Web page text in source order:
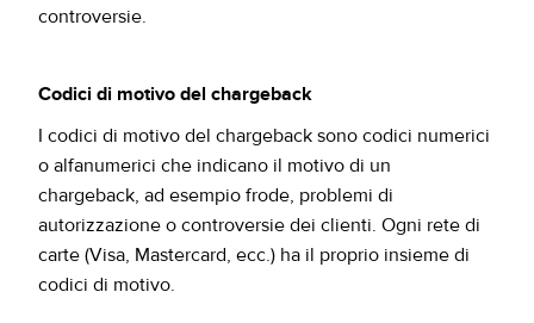
controversie.
Codici di motivo del chargeback
I codici di motivo del chargeback sono codici numerici
o alfanumerici che indicano il motivo di un
chargeback, ad esempio frode, problemi di
autorizzazione o controversie dei clienti. Ogni rete di
carte (Visa, Mastercard, ecc.) ha il proprio insieme di
codici di motivo.